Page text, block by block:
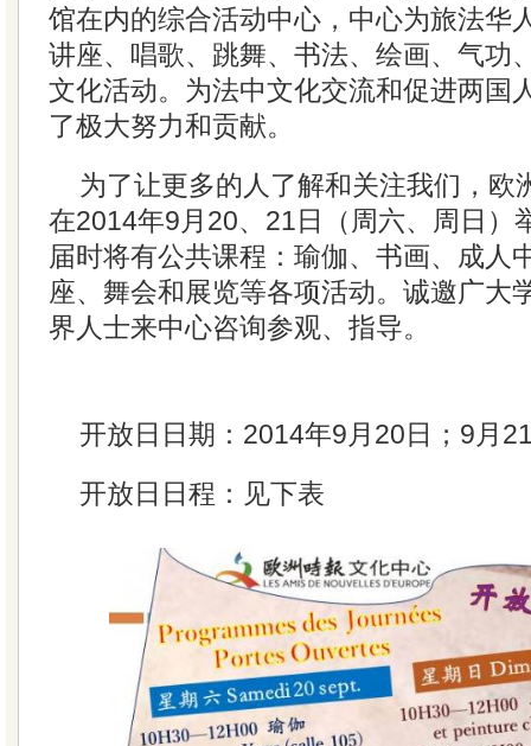
馆在内的综合活动中心，中心为旅法华
讲座、唱歌、跳舞、书法、绘画、气功
文化活动。为法中文化交流和促进两国
了极大努力和贡献。
为了让更多的人了解和关注我们，欧
在2014年9月20、21日（周六、周日）
届时将有公共课程：瑜伽、书画、成人
座、舞会和展览等各项活动。诚邀广大
界人士来中心咨询参观、指导。
开放日日期：2014年9月20日；9月
开放日日程：见下表